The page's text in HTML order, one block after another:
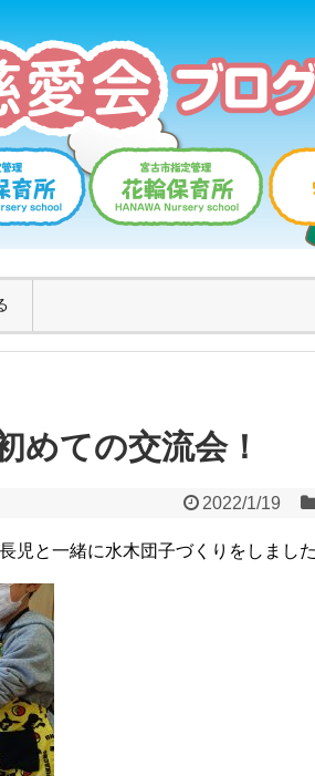
めての交流会！
2022/1/19
児と一緒に水木団子づくりをしました